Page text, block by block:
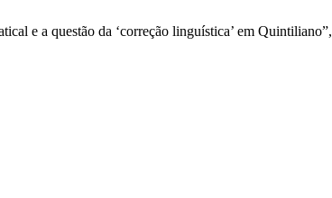
e a questão da ‘correção linguística’ em Quintiliano”,